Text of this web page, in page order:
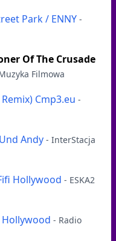
Park / ENNY -
Of The Crusade
Filmowa
Remix) Cmp3.eu -
Andy - InterStacja
Hollywood - ESKA2
Hollywood - Radio